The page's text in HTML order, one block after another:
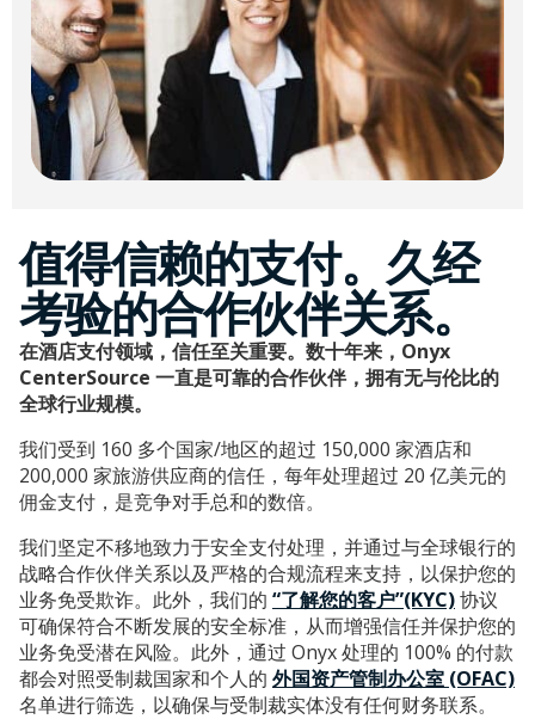
值得信赖的支付。久经
考验的合作伙伴关系。
在酒店支付领域，信任至关重要。数十年来，Onyx
CenterSource 一直是可靠的合作伙伴，拥有无与伦比的
全球行业规模。
我们受到 160 多个国家/地区的超过 150,000 家酒店和
200,000 家旅游供应商的信任，每年处理超过 20 亿美元的
佣金支付，是竞争对手总和的数倍。
我们坚定不移地致力于安全支付处理，并通过与全球银行的
战略合作伙伴关系以及严格的合规流程来支持，以保护您的
业务免受欺诈。此外，我们的 “了解您的客户”(KYC)协议
可确保符合不断发展的安全标准，从而增强信任并保护您的
业务免受潜在风险。此外，通过 Onyx 处理的 100% 的付款
都会对照受制裁国家和个人的 外国资产管制办公室 (OFAC)
名单进行筛选，以确保与受制裁实体没有任何财务联系。